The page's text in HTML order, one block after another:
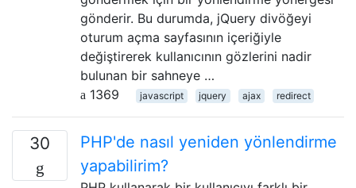
gönderir. Bu durumda, jQuery divöğeyi
oturum açma sayfasının içeriğiyle
değiştirerek kullanıcının gözlerini nadir
bulunan bir sahneye …
1369
javascript jquery ajax redirect
30
PHP'de nasıl yeniden yönlendirme
yapabilirim?